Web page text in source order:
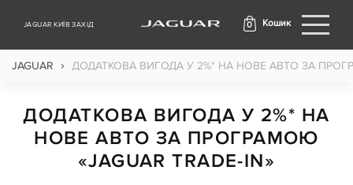
JAGUAR КИЇВ ЗАХІД 0 Кошик
JAGUAR › ДОДАТКОВА ВИГОДА У 2%* НА НОВЕ АВТО ЗА
ДОДАТКОВА ВИГОДА У 2%* НА
НОВЕ АВТО ЗА ПРОГРАМОЮ
«JAGUAR TRADE-IN»